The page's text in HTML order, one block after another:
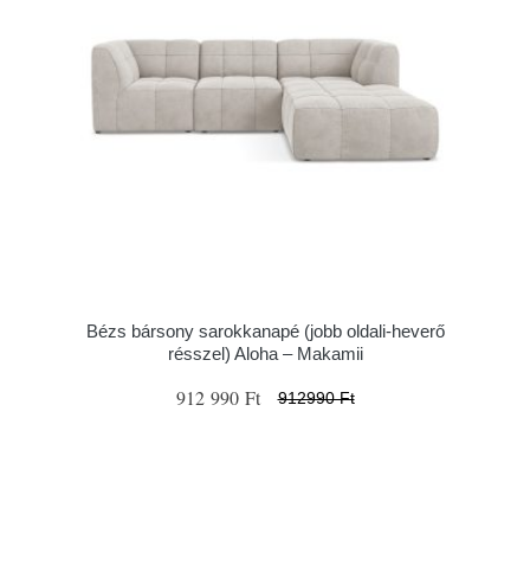
Bézs bársony sarokkanapé (jobb oldali-heverő
résszel) Aloha – Makamii
912 990 Ft 912990 Ft